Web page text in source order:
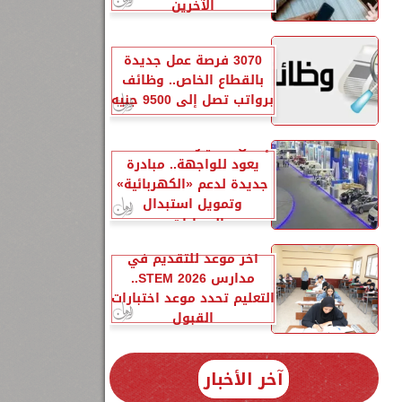
الآخرين
3070 فرصة عمل جديدة
بالقطاع الخاص.. وظائف
برواتب تصل إلى 9500 جنيه
إحلال السيارات المتهالكة
يعود للواجهة.. مبادرة
جديدة لدعم «الكهربائية»
وتمويل استبدال
السيارات...
آخر موعد للتقديم في
مدارس STEM 2026..
التعليم تحدد موعد اختبارات
القبول
آخر الأخبار